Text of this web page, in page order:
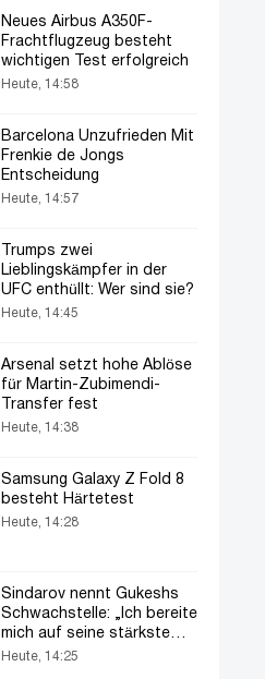
Neues Airbus A350F-
Frachtflugzeug besteht
wichtigen Test erfolgreich
Heute, 14:58
Barcelona Unzufrieden Mit
Frenkie de Jongs
Entscheidung
Heute, 14:57
Trumps zwei
Lieblingskämpfer in der
UFC enthüllt: Wer sind sie?
Heute, 14:45
Arsenal setzt hohe Ablöse
für Martin-Zubimendi-
Transfer fest
Heute, 14:38
Samsung Galaxy Z Fold 8
besteht Härtetest
Heute, 14:28
Sindarov nennt Gukeshs
Schwachstelle: „Ich bereite
mich auf seine stärkste
Version vor“
Heute, 14:25